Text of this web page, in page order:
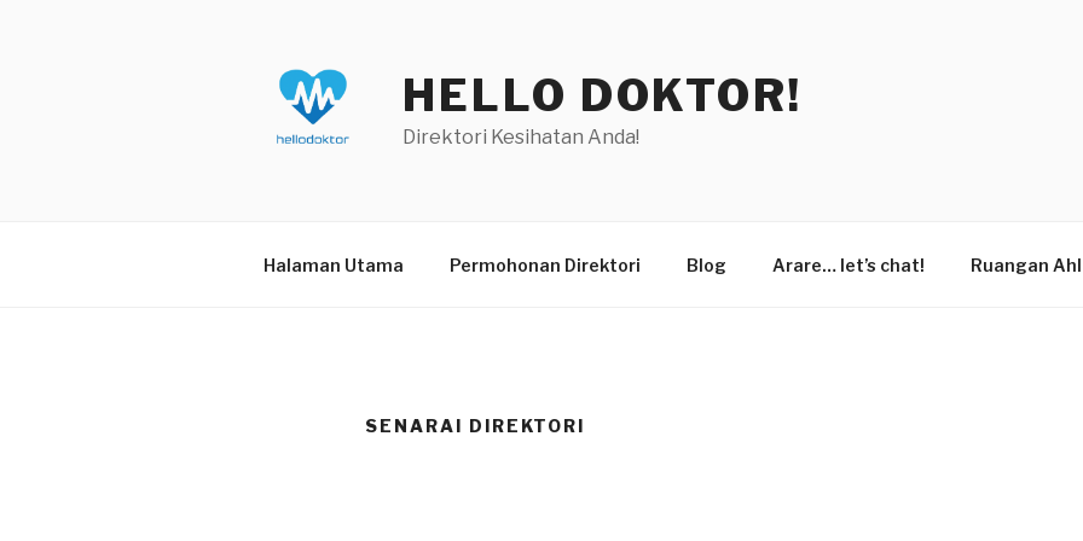
HELLO DOKTOR!
Direktori Kesihatan Anda!
Halaman Utama Permohonan Direktori Blog Arare… let’s chat! Ruangan
SENARAI DIREKTORI